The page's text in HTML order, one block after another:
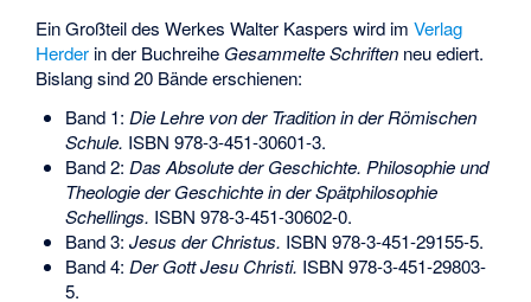
Ein Großteil des Werkes Walter Kaspers wird imVerlag
Herder in der Buchreihe Gesammelte Schriften neu ediert.
Bislang sind 20 Bände erschienen:
Band 1: Die Lehre von der Tradition in der Römischen
Schule. ISBN 978-3-451-30601-3.
Band 2: Das Absolute der Geschichte. Philosophie und
Theologie der Geschichte in der Spätphilosophie
Schellings. ISBN 978-3-451-30602-0.
Band 3: Jesus der Christus. ISBN 978-3-451-29155-5.
Band 4: Der Gott Jesu Christi. ISBN 978-3-451-29803-
5.